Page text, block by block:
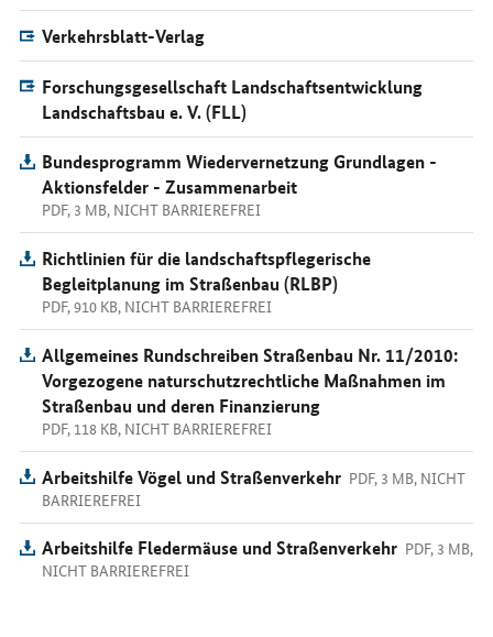
Verkehrsblatt-Verlag
Forschungsgesellschaft Landschaftsentwicklung
Landschaftsbau e. V. (FLL)
Bundesprogramm Wiedervernetzung Grundlagen -
Aktionsfelder - Zusammenarbeit
PDF, 3 MB, NICHT BARRIEREFREI
Richtlinien für die landschaftspflegerische
Begleitplanung im Straßenbau (RLBP)
PDF, 910 KB, NICHT BARRIEREFREI
Allgemeines Rundschreiben Straßenbau Nr. 11/2010:
Vorgezogene naturschutzrechtliche Maßnahmen im
Straßenbau und deren Finanzierung
PDF, 118 KB, NICHT BARRIEREFREI
Arbeitshilfe Vögel und Straßenverkehr PDF, 3 MB, NICHT
BARRIEREFREI
Arbeitshilfe Fledermäuse und Straßenverkehr PDF, 3 MB,
NICHT BARRIEREFREI